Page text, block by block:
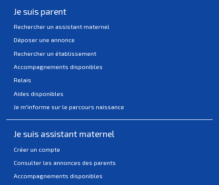
Je suis parent
Rechercher un assistant maternel
Déposer une annonce
Rechercher un établissement
Accompagnements disponibles
Relais
Aides disponibles
Je m'informe sur le parcours naissance
Je suis assistant maternel
Créer un compte
Consulter les annonces des parents
Accompagnements disponibles